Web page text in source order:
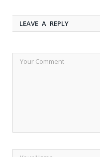
LEAVE A REPLY